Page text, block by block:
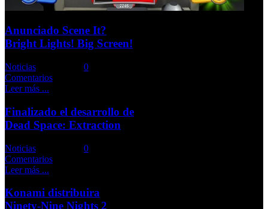
Anunciado Scene It?
Bright Lights! Big Screen!
Noticias
0
Comentarios
Leer más ...
Finalizado el desarrollo de
Dead Space: Extraction
Noticias
0
Comentarios
Leer más ...
Konami distribuira
Ninety-Nine Nights 2